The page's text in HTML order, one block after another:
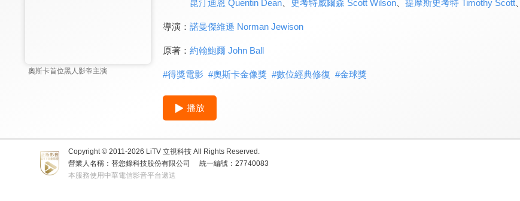
奧斯卡首位黑人影帝主演
昆汀迪恩 Quentin Dean、 史考特威爾森 Scott Wilson、 提摩斯史考特 Timothy Scott、
導演： 諾曼傑維遜 Norman Jewison
原著： 約翰鮑爾 John Ball
#得獎電影 #奧斯卡金像獎 #數位經典修復 #金球獎
播放
Copyright © 2011-2026 LiTV 立視科技 All Rights Reserved.
營業人名稱：替您錄科技股份有限公司
統一編號：27740083
本服務使用中華電信影音平台遞送